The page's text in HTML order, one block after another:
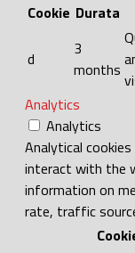
Cookie Durata
d
3
months
Analytics
Analytics
Analytical
interact with the
information on
rate, traffic